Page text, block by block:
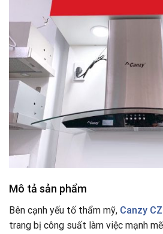
Mô tả sản phẩm
Bên cạnh yếu tố thẩm mỹ, Canzy
trang bị công suất làm việc mạnh